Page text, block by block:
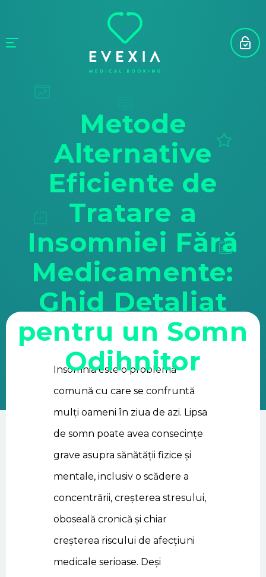
Metode
Alternative
Eficiente de
Tratare a
Insomniei Fără
Medicamente:
Ghid Detaliat
pentru un Somn
Odihnitor
Insomnia este o problemă
comună cu care se confruntă
mulți oameni în ziua de azi. Lipsa
de somn poate avea consecințe
grave asupra sănătății fizice și
mentale, inclusiv o scădere a
concentrării, creșterea stresului,
oboseală cronică și chiar
creșterea riscului de afecțiuni
medicale serioase. Deși